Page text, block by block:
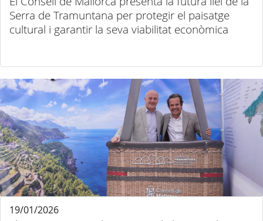
Serra de Tramuntana per protegir el paisatge
cultural i garantir la seva viabilitat econòmica
19/01/2026